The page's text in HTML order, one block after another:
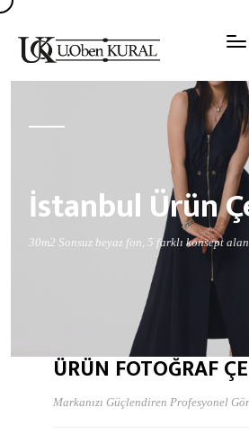
İstanbul Ürün
30m2 Sonsuz beyaz fon, 5 farklı konsept
ÜRÜN FOTOĞRAF
Markanızı Güçlendiren Profesyonel